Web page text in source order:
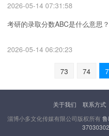
2026-05-14 07:31:58
考研的录取分数ABC是什么意思？
2026-05-14 06:20:23
73 74
关于我们 联系方式
淄博小多文化传媒有限公司版权所有